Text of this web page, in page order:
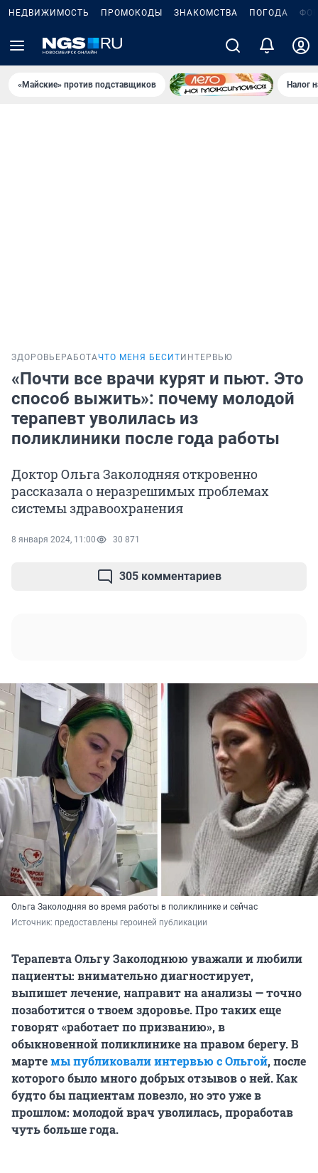
НЕДВИЖИМОСТЬ ПРОМОКОДЫ ЗНАКОМСТВА ПОГОДА
«Майские» против подставщиков Налог
ЗДОРОВЬЕ РАБОТАЧТО МЕНЯ БЕСИТ ИНТЕРВЬЮ
«Почти все врачи курят и пьют. Это
способ выжить»: почему молодой
терапевт уволилась из
поликлиники после года работы
Доктор Ольга Заколодняя откровенно
рассказала о неразрешимых проблемах
системы здравоохранения
8 января 2024, 11:00 30 871
305 комментариев
Ольга Заколодняя во время работы в поликлинике и сейчас
Источник: предоставлены героиней публикации
Терапевта Ольгу Заколоднюю уважали и любили
пациенты: внимательно диагностирует,
выпишет лечение, направит на анализы — точно
позаботится о твоем здоровье. Про таких еще
говорят «работает по призванию», в
обыкновенной поликлинике на правом берегу. В
мартемы публиковали интервью с Ольгой, после
которого было много добрых отзывов о ней. Как
будто бы пациентам повезло, но это уже в
прошлом: молодой врач уволилась, проработав
чуть больше года.